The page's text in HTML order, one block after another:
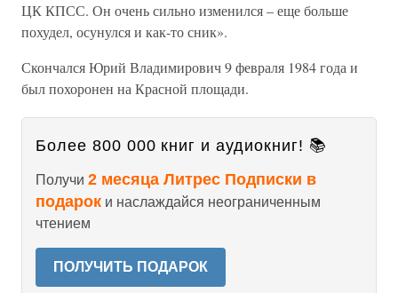
ЦК КПСС. Он очень сильно изменился – еще больше
похудел, осунулся и как-то сник».
Скончался Юрий Владимирович 9 февраля 1984 года и
был похоронен на Красной площади.
Более 800 000 книг и аудиокниг! 📚
Получи 2 месяца Литрес Подписки в
подарок и наслаждайся неограниченным
чтением
ПОЛУЧИТЬ ПОДАРОК